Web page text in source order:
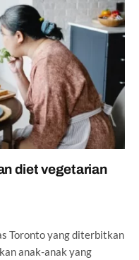
diet vegetarian
Toronto yang diterbitkan
anak-anak yang